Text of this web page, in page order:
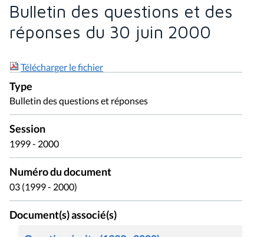
Bulletin des questions et des
réponses du 30 juin 2000
Télécharger le fichier
Type
Bulletin des questions et réponses
Session
1999 - 2000
Numéro du document
03 (1999 - 2000)
Document(s) associé(s)